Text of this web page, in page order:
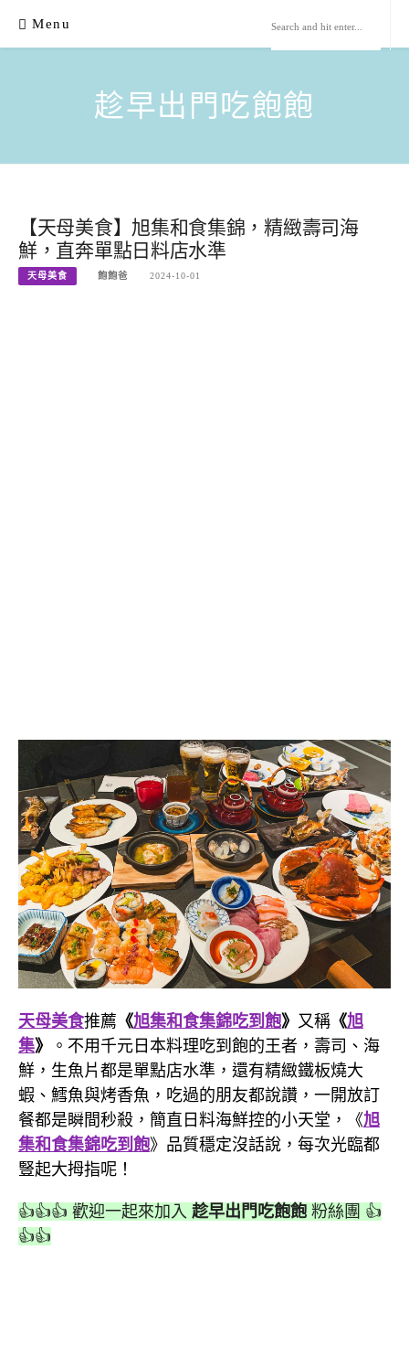
content
Menu
趁早出門吃飽飽
【天母美食】旭集和食集錦，精緻壽司海
鮮，直奔單點日料店水準
天母美食 飽飽爸 2024-10-01
天母美食推薦 《旭集和食集錦吃到飽》 又稱 《旭
集》
。不用千元日本料理吃到飽的王者，壽司、海
鮮，生魚片都是單點店水準，還有精緻鐵板燒大
蝦、鱈魚與烤香魚，吃過的朋友都說讚，一開放訂
餐都是瞬間秒殺，簡直日料海鮮控的小天堂，《旭
集和食集錦吃到飽》品質穩定沒話說，每次光臨都
豎起大拇指呢！
👍👍👍 歡迎一起來加入 趁早出門吃飽飽 粉絲團 👍
👍👍